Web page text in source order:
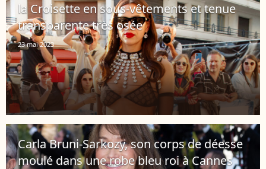
la Croisette en sous-vêtements et tenue
transparente très osée
23 mai 2023
Carla Bruni-Sarkozy, son corps de déesse
moulé dans une robe bleu roi à Cannes